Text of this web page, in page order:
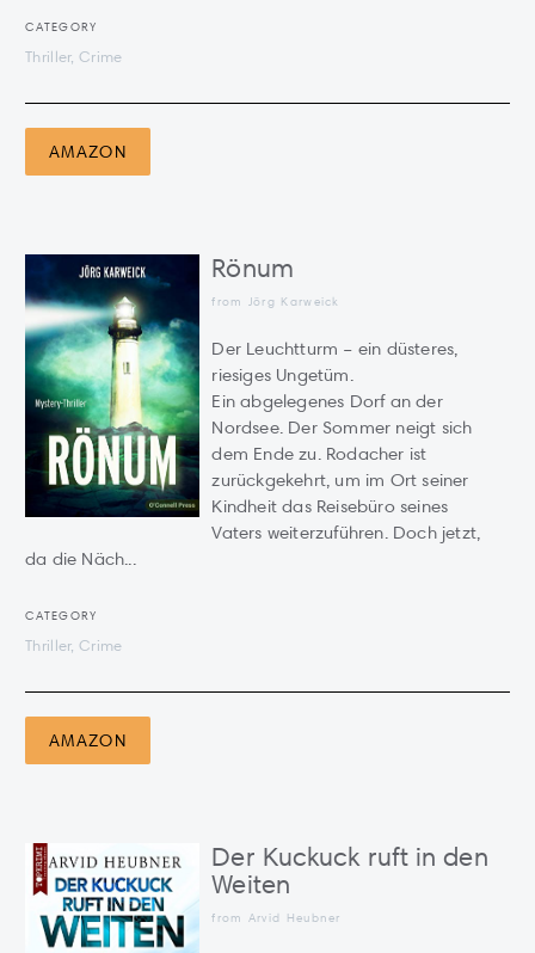
CATEGORY
Thriller, Crime
AMAZON
Rönum
from Jörg Karweick
Der Leuchtturm – ein düsteres,
riesiges Ungetüm.
Ein abgelegenes Dorf an der
Nordsee. Der Sommer neigt sich
dem Ende zu. Rodacher ist
zurückgekehrt, um im Ort seiner
Kindheit das Reisebüro seines
Vaters weiterzuführen. Doch jetzt,
da die Näch...
CATEGORY
Thriller, Crime
AMAZON
Der Kuckuck ruft in den
Weiten
from Arvid Heubner